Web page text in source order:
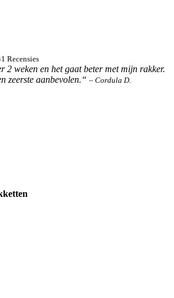
Recensies
2 weken en het gaat beter met mijn rakker.
zeerste aanbevolen.“ – Cordula D.